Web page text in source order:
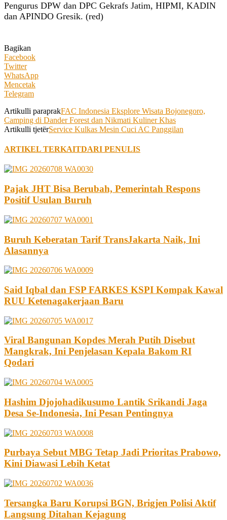
Pengurus DPW dan DPC Gekrafs Jatim, HIPMI, KADIN
dan APINDO Gresik. (red)
Bagikan
Facebook
Twitter
WhatsApp
Mencetak
Telegram
Artikulli paraprakFAC Indonesia Eksplore Wisata Bojonegoro,
Camping di Dander Forest dan Nikmati Kuliner Khas
Artikulli tjetërService Kulkas Mesin Cuci AC Panggilan
ARTIKEL TERKAITDARI PENULIS
Pajak JHT Bisa Berubah, Pemerintah Respons
Positif Usulan Buruh
Buruh Keberatan Tarif TransJakarta Naik, Ini
Alasannya
Said Iqbal dan FSP FARKES KSPI Kompak Kawal
RUU Ketenagakerjaan Baru
Viral Bangunan Kopdes Merah Putih Disebut
Mangkrak, Ini Penjelasan Kepala Bakom RI
Qodari
Hashim Djojohadikusumo Lantik Srikandi Jaga
Desa Se-Indonesia, Ini Pesan Pentingnya
Purbaya Sebut MBG Tetap Jadi Prioritas Prabowo,
Kini Diawasi Lebih Ketat
Tersangka Baru Korupsi BGN, Brigjen Polisi Aktif
Langsung Ditahan Kejagung